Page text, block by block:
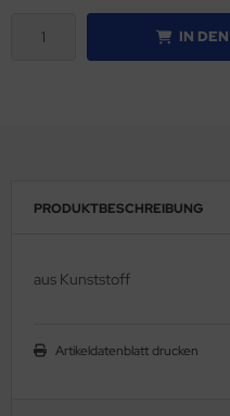
IN
PRODUKTBESCHREIBUNG
aus Kunststoff
Artikeldatenblatt drucken